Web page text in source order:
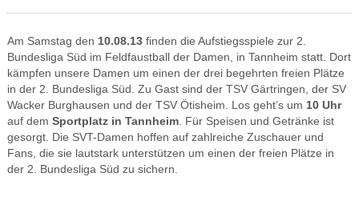
Am Samstag den 10.08.13finden die Aufstiegsspiele zur 2.
Bundesliga Süd im Feldfaustball der Damen, in Tannheim statt. Dort
kämpfen unsere Damen um einen der drei begehrten freien Plätze
in der 2. Bundesliga Süd. Zu Gast sind der TSV Gärtringen, der SV
Wacker Burghausen und der TSV Ötisheim. Los geht’s um 10 Uhr
auf dem Sportplatz in Tannheim. Für Speisen und Getränke ist
gesorgt. Die SVT-Damen hoffen auf zahlreiche Zuschauer und
Fans, die sie lautstark unterstützen um einen der freien Plätze in
der 2. Bundesliga Süd zu sichern.